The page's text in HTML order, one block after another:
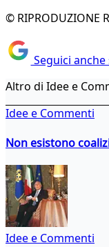
© RIPRODUZIONE
Seguici
Altro di Idee e
Idee e Commenti
Non esistono
Idee e Commenti